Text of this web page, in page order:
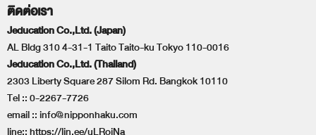
ติดต่อเรา
Jeducation Co.,Ltd. (Japan)
AL Bldg 310 4-31-1 Taito Taito-ku Tokyo 110-0016
Jeducation Co.,Ltd. (Thailand)
2303 Liberty Square 287 Silom Rd. Bangkok 10110
Tel ::0-2267-7726
email ::info@nipponhaku.com